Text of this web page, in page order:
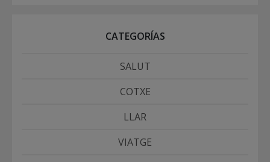
CATEGORÍAS
SALUT
COTXE
LLAR
VIATGE